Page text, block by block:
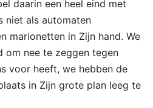
daarin een heel eind met
niet als automaten
marionetten in Zijn hand. We
om nee te zeggen tegen
voor heeft, we hebben de
in Zijn grote plan leeg te